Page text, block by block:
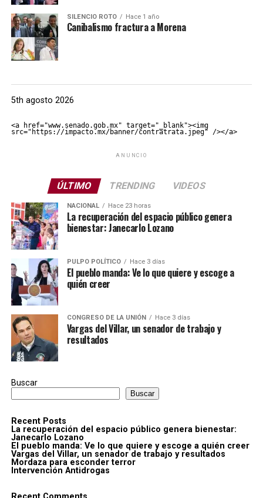
SILENCIO ROTO Hace 1 año
Canibalismo fractura a Morena
5th agosto 2026
<a href="www.senado.gob.mx" target="_blank"><img
src="https://impacto.mx/banner/contratrata.jpeg" /></a>
ANUNCIO
ÚLTIMO TRENDING VIDEOS
NACIONAL Hace 23 horas
La recuperación del espacio público genera
bienestar: Janecarlo Lozano
PULPO POLÍTICO Hace 3 días
El pueblo manda: Ve lo que quiere y escoge a
quién creer
CONGRESO DE LA UNIÓN Hace 3 días
Vargas del Villar, un senador de trabajo y
resultados
Buscar
Buscar
Recent Posts
La recuperación del espacio público genera bienestar:
Janecarlo Lozano
El pueblo manda: Ve lo que quiere y escoge a quién creer
Vargas del Villar, un senador de trabajo y resultados
Mordaza para esconder terror
Intervención Antidrogas